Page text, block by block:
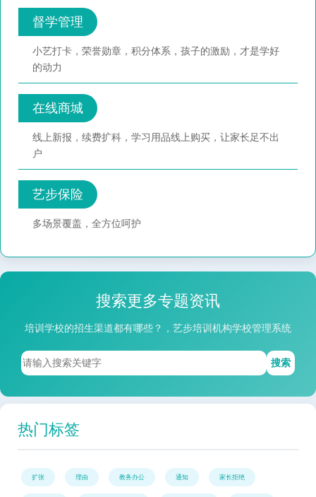
督学管理
小艺打卡，荣誉勋章，积分体系，孩子的激励，才是学好
的动力
在线商城
线上新报，续费扩科，学习用品线上购买，让家长足不出
户
艺步保险
多场景覆盖，全方位呵护
搜索更多专题资讯
培训学校的招生渠道都有哪些？，艺步培训机构学校管理系统
搜索
热门标签
扩张 理由 教务办公 通知 家长拒绝